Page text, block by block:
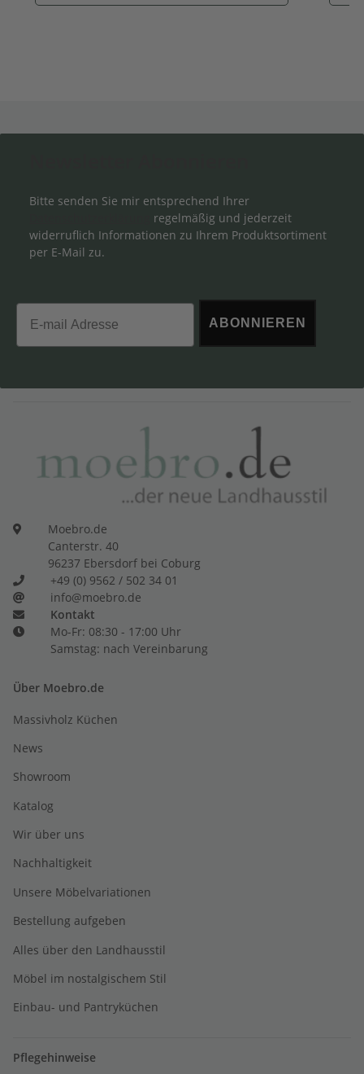
Bitte senden Sie mir entsprechend Ihrer
regelmäßig und jederzeit
widerruflich Informationen zu Ihrem Produktsortiment
per E-Mail zu.
Email
ABONNIEREN
Moebro.de
Canterstr. 40
96237 Ebersdorf bei Coburg
+49 (0) 9562 / 502 34 01
info@moebro.de
Kontakt
Mo-Fr: 08:30 - 17:00 Uhr
Samstag: nach Vereinbarung
Über Moebro.de
Massivholz Küchen
News
Showroom
Katalog
Wir über uns
Nachhaltigkeit
Unsere Möbelvariationen
Bestellung aufgeben
Alles über den Landhausstil
Möbel im nostalgischem Stil
Einbau- und Pantryküchen
Pflegehinweise